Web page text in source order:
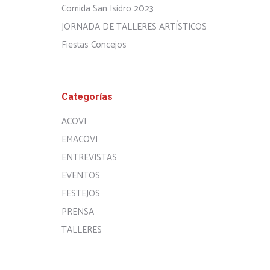
Comida San Isidro 2023
JORNADA DE TALLERES ARTÍSTICOS
Fiestas Concejos
Categorías
ACOVI
EMACOVI
ENTREVISTAS
EVENTOS
FESTEJOS
PRENSA
TALLERES